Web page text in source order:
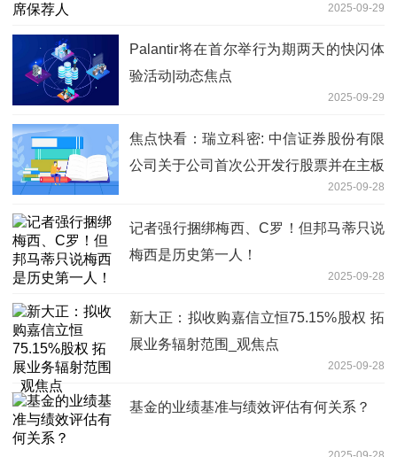
2025-09-29
Palantir将在首尔举行为期两天的快闪体
验活动|动态焦点
2025-09-29
焦点快看：瑞立科密: 中信证券股份有限
公司关于公司首次公开发行股票并在主板
2025-09-28
记者强行捆绑梅西、C罗！但邦马蒂只说
梅西是历史第一人！
2025-09-28
新大正：拟收购嘉信立恒75.15%股权 拓
展业务辐射范围_观焦点
2025-09-28
基金的业绩基准与绩效评估有何关系？